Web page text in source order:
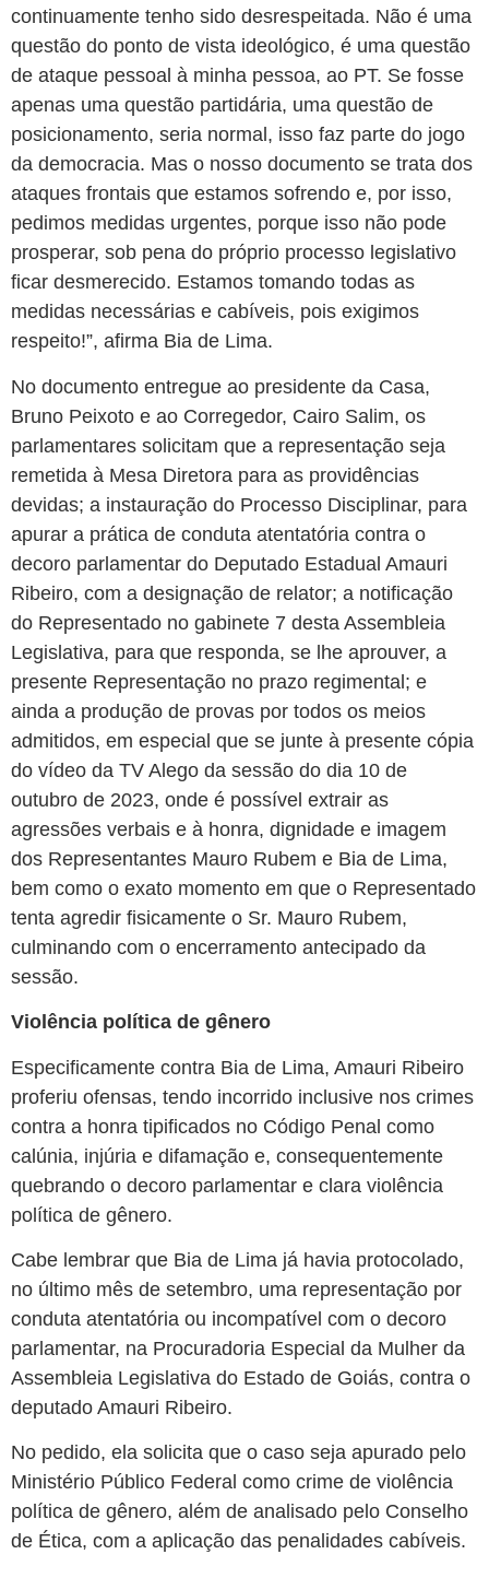
continuamente tenho sido desrespeitada. Não é uma
questão do ponto de vista ideológico, é uma questão
de ataque pessoal à minha pessoa, ao PT. Se fosse
apenas uma questão partidária, uma questão de
posicionamento, seria normal, isso faz parte do jogo
da democracia. Mas o nosso documento se trata dos
ataques frontais que estamos sofrendo e, por isso,
pedimos medidas urgentes, porque isso não pode
prosperar, sob pena do próprio processo legislativo
ficar desmerecido. Estamos tomando todas as
medidas necessárias e cabíveis, pois exigimos
respeito!”, afirma Bia de Lima.
No documento entregue ao presidente da Casa,
Bruno Peixoto e ao Corregedor, Cairo Salim, os
parlamentares solicitam que a representação seja
remetida à Mesa Diretora para as providências
devidas; a instauração do Processo Disciplinar, para
apurar a prática de conduta atentatória contra o
decoro parlamentar do Deputado Estadual Amauri
Ribeiro, com a designação de relator; a notificação
do Representado no gabinete 7 desta Assembleia
Legislativa, para que responda, se lhe aprouver, a
presente Representação no prazo regimental; e
ainda a produção de provas por todos os meios
admitidos, em especial que se junte à presente cópia
do vídeo da TV Alego da sessão do dia 10 de
outubro de 2023, onde é possível extrair as
agressões verbais e à honra, dignidade e imagem
dos Representantes Mauro Rubem e Bia de Lima,
bem como o exato momento em que o Representado
tenta agredir fisicamente o Sr. Mauro Rubem,
culminando com o encerramento antecipado da
sessão.
Violência política de gênero
Especificamente contra Bia de Lima, Amauri Ribeiro
proferiu ofensas, tendo incorrido inclusive nos crimes
contra a honra tipificados no Código Penal como
calúnia, injúria e difamação e, consequentemente
quebrando o decoro parlamentar e clara violência
política de gênero.
Cabe lembrar que Bia de Lima já havia protocolado,
no último mês de setembro, uma representação por
conduta atentatória ou incompatível com o decoro
parlamentar, na Procuradoria Especial da Mulher da
Assembleia Legislativa do Estado de Goiás, contra o
deputado Amauri Ribeiro.
No pedido, ela solicita que o caso seja apurado pelo
Ministério Público Federal como crime de violência
política de gênero, além de analisado pelo Conselho
de Ética, com a aplicação das penalidades cabíveis.